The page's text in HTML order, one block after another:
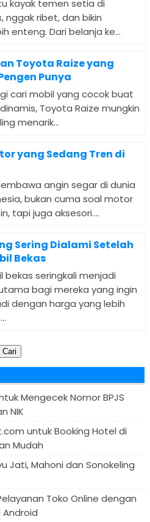
kayak temen setia di
nggak ribet, dan bikin
enteng. Dari belanja ke...
Toyota Raize yang
Punya
cari mobil yang cocok buat
Toyota Raize mungkin
menarik...
yang Sedang Tren di
angin segar di dunia
bukan cuma soal motor
tapi juga aksesori....
Sering Dialami Setelah
Bekas
bekas seringkali menjadi
bagi mereka yang ingin
dengan harga yang lebih
Mengecek Nomor BPJS
NIK
untuk Booking Hotel di
Mudah
Jati, Mahoni dan Sonokeling
Toko Online dengan
Android